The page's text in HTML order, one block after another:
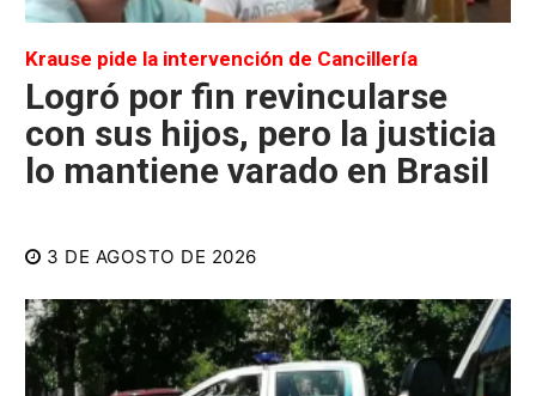
Krause pide la intervención de Cancillería
Logró por fin revincularse
con sus hijos, pero la justicia
lo mantiene varado en Brasil
3 DE AGOSTO DE 2026